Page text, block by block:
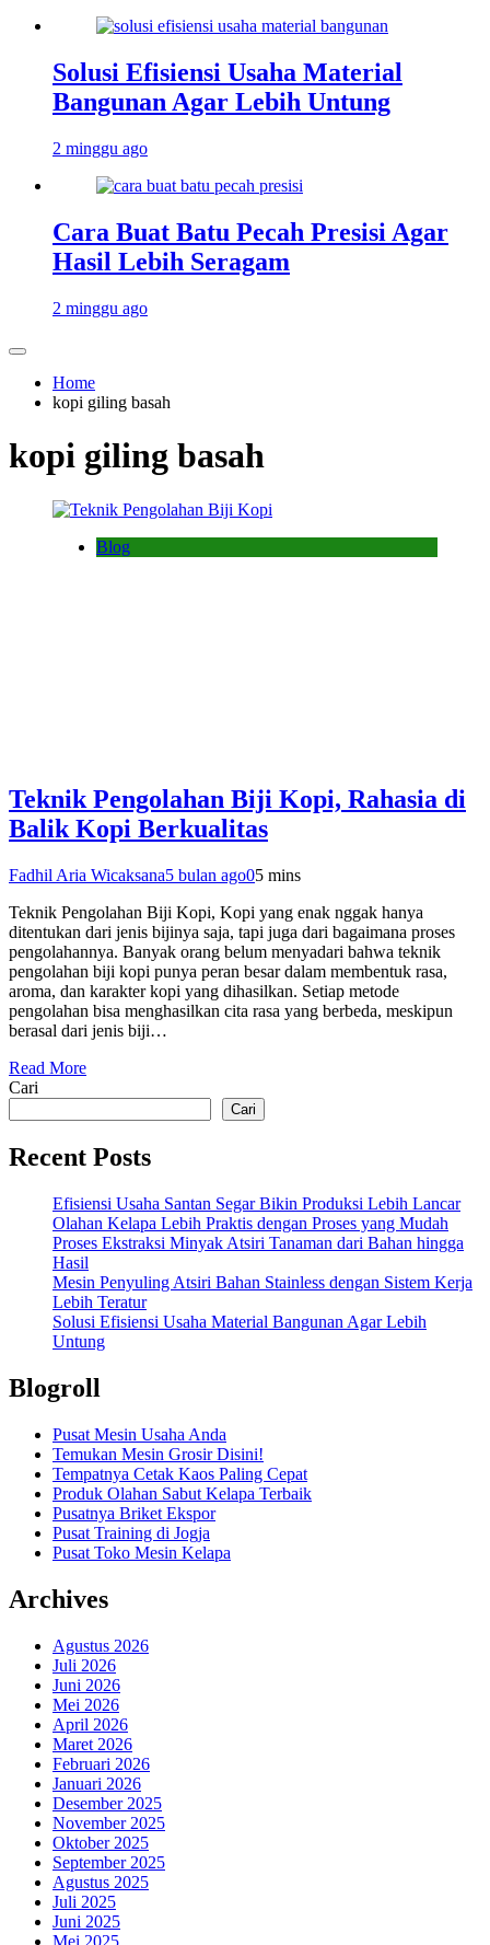
Solusi Efisiensi Usaha Material
Bangunan Agar Lebih Untung
2 minggu ago
Cara Buat Batu Pecah Presisi Agar
Hasil Lebih Seragam
2 minggu ago
Home
kopi giling basah
kopi giling basah
Blog
Teknik Pengolahan Biji Kopi, Rahasia di
Balik Kopi Berkualitas
Fadhil Aria Wicaksana5 bulan ago05 mins
Teknik Pengolahan Biji Kopi, Kopi yang enak nggak hanya
ditentukan dari jenis bijinya saja, tapi juga dari bagaimana proses
pengolahannya. Banyak orang belum menyadari bahwa teknik
pengolahan biji kopi punya peran besar dalam membentuk rasa,
aroma, dan karakter kopi yang dihasilkan. Setiap metode
pengolahan bisa menghasilkan cita rasa yang berbeda, meskipun
berasal dari jenis biji…
Read More
Cari
Cari
Recent Posts
Efisiensi Usaha Santan Segar Bikin Produksi Lebih Lancar
Olahan Kelapa Lebih Praktis dengan Proses yang Mudah
Proses Ekstraksi Minyak Atsiri Tanaman dari Bahan hingga
Hasil
Mesin Penyuling Atsiri Bahan Stainless dengan Sistem Kerja
Lebih Teratur
Solusi Efisiensi Usaha Material Bangunan Agar Lebih
Untung
Blogroll
Pusat Mesin Usaha Anda
Temukan Mesin Grosir Disini!
Tempatnya Cetak Kaos Paling Cepat
Produk Olahan Sabut Kelapa Terbaik
Pusatnya Briket Ekspor
Pusat Training di Jogja
Pusat Toko Mesin Kelapa
Archives
Agustus 2026
Juli 2026
Juni 2026
Mei 2026
April 2026
Maret 2026
Februari 2026
Januari 2026
Desember 2025
November 2025
Oktober 2025
September 2025
Agustus 2025
Juli 2025
Juni 2025
Mei 2025